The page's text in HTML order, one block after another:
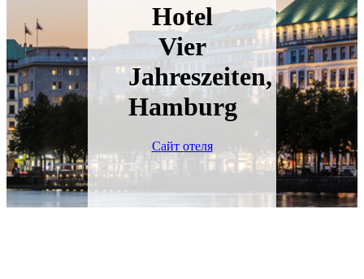
Hotel
Vier
Jahreszeiten,
Hamburg
Сайт отеля